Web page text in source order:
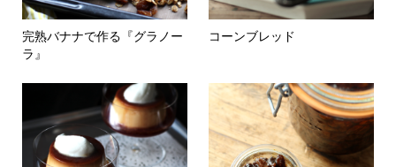
完熟バナナで作る『グラノー
ラ』
コーンブレッド